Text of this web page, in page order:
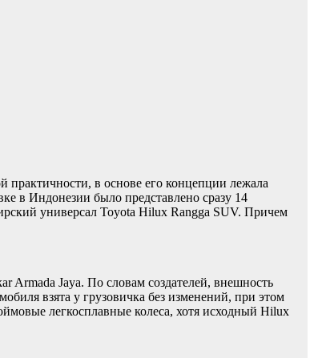
в основе его концепции лежала
в Индонезии было представлено сразу 14
универсал Toyota Hilux Rangga SUV. Причем
Jaya. По словам создателей, внешность
взята у грузовичка без изменений, при этом
легкосплавные колеса, хотя исходный Hilux